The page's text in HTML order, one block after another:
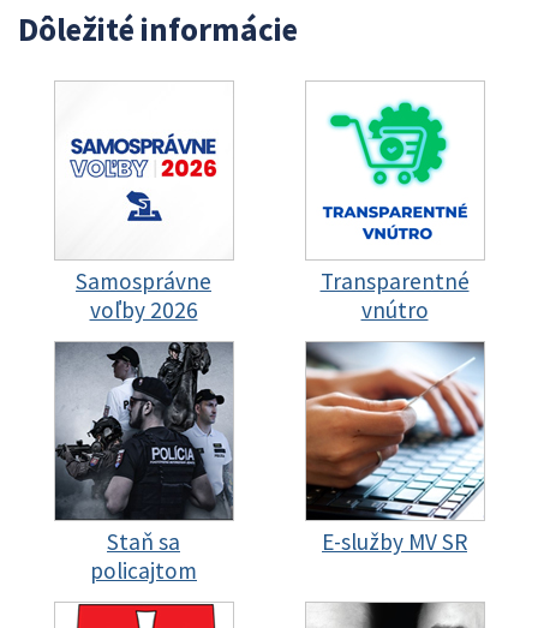
Dôležité informácie
Samosprávne
voľby 2026
Transparentné
vnútro
Staň sa
policajtom
E-služby MV SR